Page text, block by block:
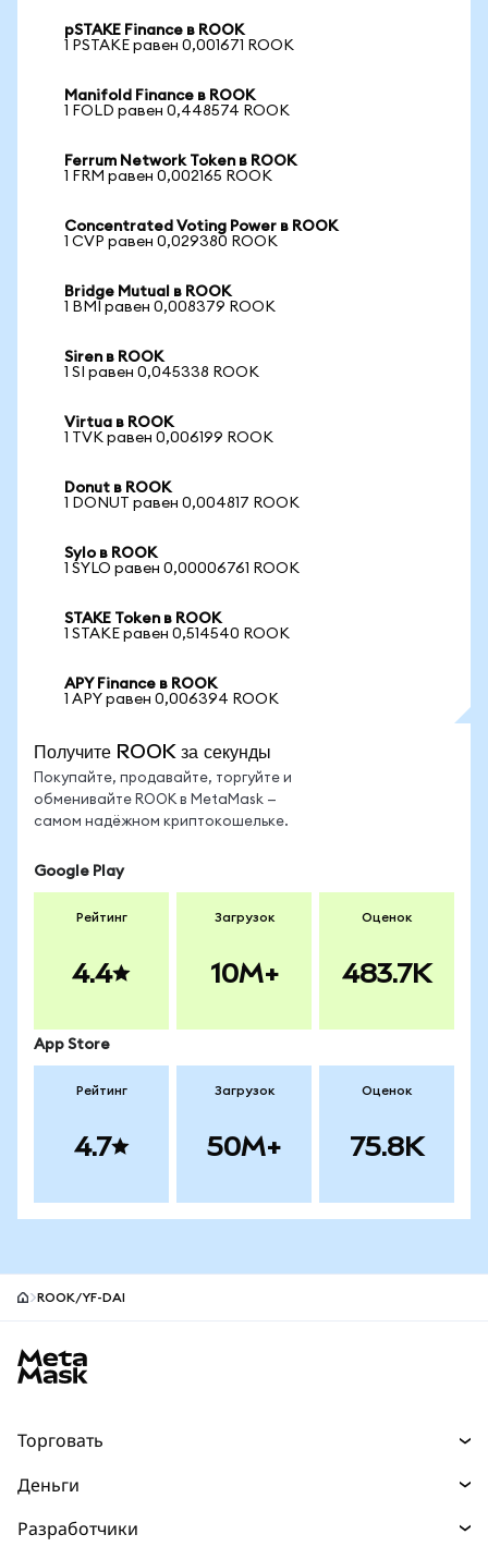
pSTAKE Finance в ROOK
1 PSTAKE равен 0,001671 ROOK
Manifold Finance в ROOK
1 FOLD равен 0,448574 ROOK
Ferrum Network Token в ROOK
1 FRM равен 0,002165 ROOK
Concentrated Voting Power в ROOK
1 CVP равен 0,029380 ROOK
Bridge Mutual в ROOK
1 BMI равен 0,008379 ROOK
Siren в ROOK
1 SI равен 0,045338 ROOK
Virtua в ROOK
1 TVK равен 0,006199 ROOK
Donut в ROOK
1 DONUT равен 0,004817 ROOK
Sylo в ROOK
1 SYLO равен 0,00006761 ROOK
STAKE Token в ROOK
1 STAKE равен 0,514540 ROOK
APY Finance в ROOK
1 APY равен 0,006394 ROOK
Получите ROOK за секунды
Покупайте, продавайте, торгуйте и
обменивайте ROOK в MetaMask —
самом надёжном криптокошельке.
Google Play
Рейтинг
4.4
Загрузок
10M+
Оценок
483.7K
App Store
Рейтинг
4.7
Загрузок
50M+
Оценок
75.8K
ROOK/YF-DAI
Торговать
Прогнозы
Деньги
Разработчики